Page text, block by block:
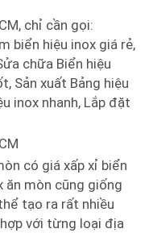
chỉ cần gọi:
biển hiệu inox giá rẻ,
chữa Biển hiệu
Sản xuất Bảng hiệu
inox nhanh, Lắp đặt
có giá xấp xỉ biển
ăn mòn cũng giống
tạo ra rất nhiều
với từng loại địa